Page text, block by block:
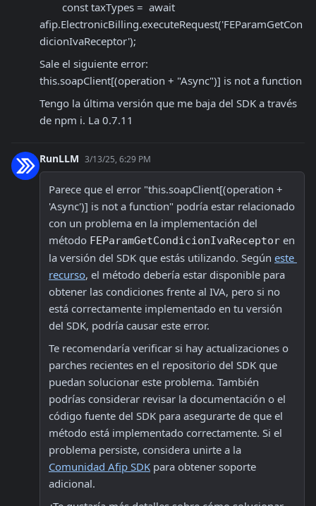
afip.ElectronicBilling.executeRequest('FEParamGetCon
dicionIvaReceptor');
Sale el siguiente error:
this.soapClient[(operation + "Async")] is not a function
Tengo la última versión que me baja del SDK a través
de npm i. La 0.7.11
RunLLM 3/13/25, 6:29 PM
Parece que el error "this.soapClient[(operation +
'Async')] is not a function" podría estar relacionado
con un problema en la implementación del
método FEParamGetCondicionIvaReceptor en
la versión del SDK que estás utilizando. Según este
recurso, el método debería estar disponible para
obtener las condiciones frente al IVA, pero si no
está correctamente implementado en tu versión
del SDK, podría causar este error.
Te recomendaría verificar si hay actualizaciones o
parches recientes en el repositorio del SDK que
puedan solucionar este problema. También
podrías considerar revisar la documentación o el
código fuente del SDK para asegurarte de que el
método está implementado correctamente. Si el
Comunidad Afip SDK para obtener soporte
adicional.